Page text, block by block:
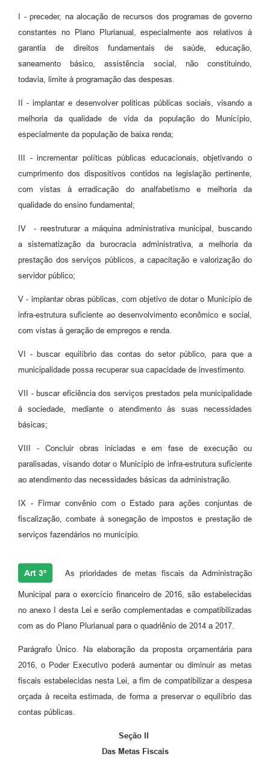
I - preceder, na alocação de recursos dos programas de governo
constantes no Plano Plurianual, especialmente aos relativos à
garantia de direitos fundamentais de saúde, educação,
saneamento básico, assistência social, não constituindo,
todavia, limite à programação das despesas.
II - implantar e desenvolver politicas públicas sociais, visando a
melhoria da qualidade de vida da população do Município,
especialmente da população de baixa renda;
III - incrementar políticas públicas educacionais, objetivando o
cumprimento dos dispositivos contidos na legislação pertinente,
com vistas à erradicação do analfabetismo e melhoria da
qualidade do ensino fundamental;
IV - reestruturar a máquina administrativa municipal, buscando
a sistematização da burocracia administrativa, a melhoria da
prestação dos serviços públicos, a capacitação e valorização do
servidor público;
V - implantar obras públicas, com objetivo de dotar o Município de
infra-estrutura suficiente ao desenvolvimento econômico e social,
com vistas à geração de empregos e renda.
VI - buscar equilíbrio das contas do setor público, para que a
municipalidade possa recuperar sua capacidade de investimento.
VII - buscar eficiência dos serviços prestados pela municipalidade
à sociedade, mediante o atendimento às suas necessidades
básicas;
VIII - Concluir obras iniciadas e em fase de execução ou
paralisadas, visando dotar o Município de infra-estrutura suficiente
ao atendimento das necessidades básicas da administração.
IX - Firmar convênio com o Estado para ações conjuntas de
fiscalização, combate à sonegação de impostos e prestação de
serviços fazendários no município.
Art 3º As prioridades de metas fiscais da Administração
Municipal para o exercício financeiro de 2016, são estabelecidas
no anexo I desta Lei e serão complementadas e compatibilizadas
com as do Plano Plurianual para o quadriênio de 2014 a 2017.
Parágrafo Único. Na elaboração da proposta orçamentária para
2016, o Poder Executivo poderá aumentar ou diminuir as metas
fiscais estabelecidas nesta Lei, a fim de compatibilizar a despesa
orçada à receita estimada, de forma a preservar o equilíbrio das
contas públicas.
Seção II
Das Metas Fiscais